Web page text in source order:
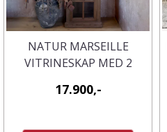
NATUR MARSEILLE
VITRINESKAP MED 2
CHIC ANTIQUE
17.900,-